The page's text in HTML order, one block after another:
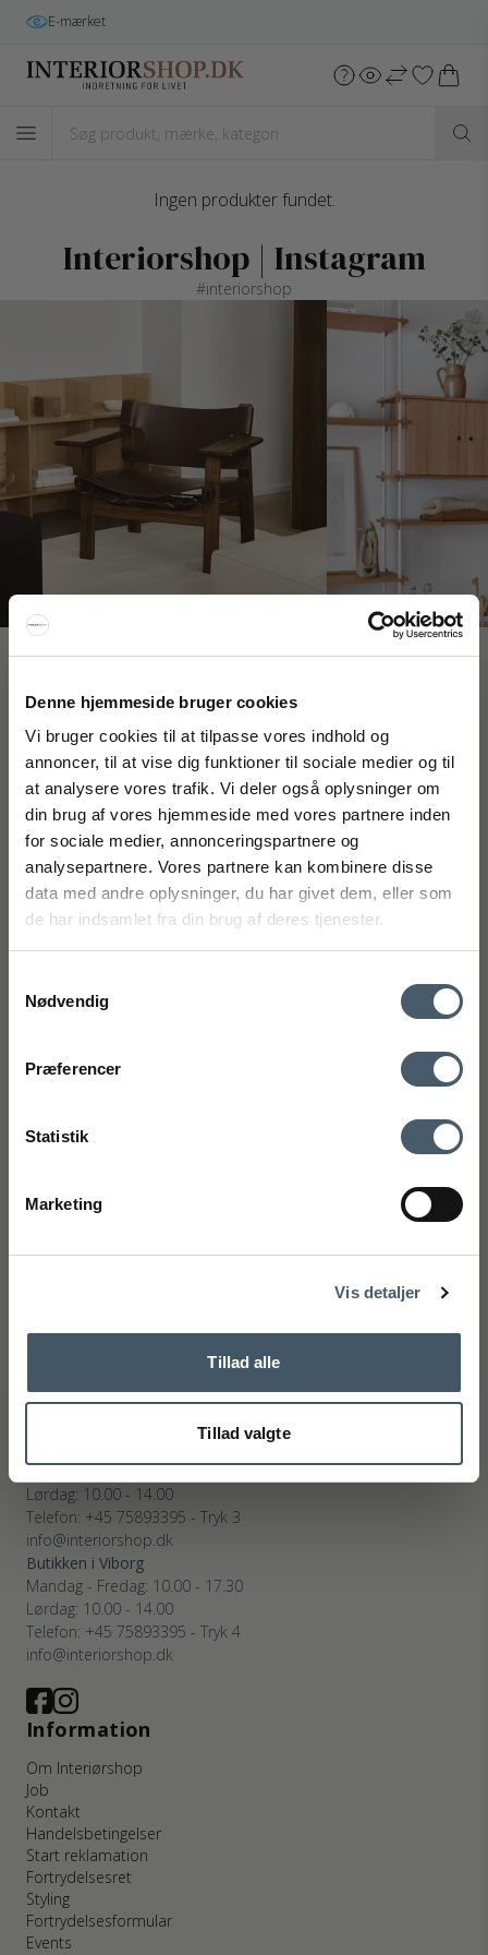
Denne hjemmeside bruger cookies
Vi bruger cookies til at tilpasse vores indhold og
annoncer, til at vise dig funktioner til sociale medier og til
at analysere vores trafik. Vi deler også oplysninger om
din brug af vores hjemmeside med vores partnere inden
for sociale medier, annonceringspartnere og
analysepartnere. Vores partnere kan kombinere disse
data med andre oplysninger, du har givet dem, eller som
de har indsamlet fra din brug af deres tjenester.
Nødvendig
Præferencer
Statistik
Marketing
Vis detaljer
Tillad alle
Tillad valgte
E-mærket
Ingen produkter fundet.
Interiorshop | Instagram
#interiorshop
Løsning
Højmarksvej 34
DK-8723 Løsning
(Google Maps)
Ry
Kyhnsvej 6
DK-8680 Ry
(Google Maps)
Viborg
St. Sct. Peder Stræde 16
(Google Maps)
75 89 33 95
Webshop kundeservice
Butikken i Løsning
Mandag - Fredag: 10.00 - 17.30
Telefon: +45 75893395 - Tryk 2
Mandag - Fredag: 10.00 - 17.30
Lørdag: 10.00 - 14.00
Telefon: +45 75893395 - Tryk 3
info@interiorshop.dk
Butikken i Viborg
Mandag - Fredag: 10.00 - 17.30
Lørdag: 10.00 - 14.00
Telefon: +45 75893395 - Tryk 4
info@interiorshop.dk
Information
Om Interiørshop
Job
Kontakt
Handelsbetingelser
Start reklamation
Fortrydelsesret
Styling
Fortrydelsesformular
Events
FÅ 20% RABAT
*Din rabat kan ikke bruges på i forvejen nedsatte varer eller på
produkter fra Rocket .
markedsføring med gode tilbud og inspiration. Du kan altid trække dit
samtykke tilbage. Med dit samtykke accepterer du desuden vores